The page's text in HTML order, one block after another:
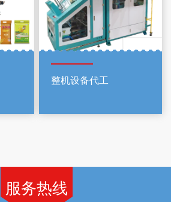
整机设备代工
服务热线